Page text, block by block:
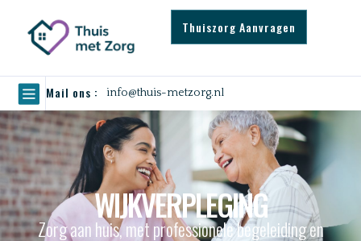
Thuiszorg Aanvragen
Mail ons : info@thuis-metzorg.nl
WIJKVERPLEGING
Zorg aan huis, met professionele begeleiding en